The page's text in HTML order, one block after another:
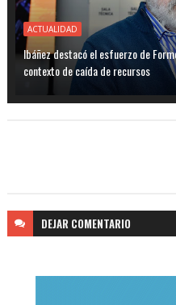
ACTUALIDAD
Ibáñez destacó el esfuerzo de
contexto de caída de recursos
DEJAR COMENTARIO